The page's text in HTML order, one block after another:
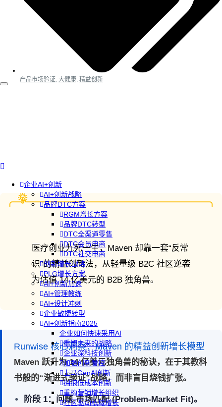
企业AI+创新
AI+创新战略
品牌DTC方案
RGM增长方案
品牌DTC转型
DTC全渠道零售
DTC会员电商
DTC社交电商
创新增长战略
PLG增长方案
AI+创新加速
AI+管理教练
AI+设计冲刺
企业敏捷转型
AI+创新指南2025
企业如何快速采用AI
重塑未来的战略
企业深科技创新
加强创新管控
上马GenAI创新
拥抱低成本创新
重构营销增长组织
社区驱动私域增长
产品市场验证 大健康 精益创新
医疗创业九死一生，Maven 却靠一套“反常
识”的精益创新法，从轻量级 B2C 社区逆袭
为估值 14 亿美元的 B2B 独角兽。
Runwise 核心洞察：Maven 的精益创新增长模型
Maven 跃升为 14 亿美元独角兽的秘诀，在于其教科
书般的“渐进式验证”战略，而非盲目烧钱扩张。
阶段 1：问题-市场匹配 (Problem-Market Fit)。